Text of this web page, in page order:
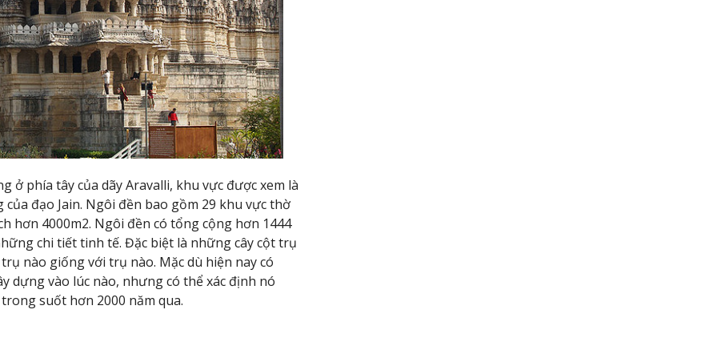
phía tây của dãy Aravalli, khu vực được xem là
đạo Jain. Ngôi đền bao gồm 29 khu vực thờ
hơn 4000m2. Ngôi đền có tổng cộng hơn 1444
chi tiết tinh tế. Đặc biệt là những cây cột trụ
nào giống với trụ nào. Mặc dù hiện nay có
dựng vào lúc nào, nhưng có thể xác định nó
suốt hơn 2000 năm qua.